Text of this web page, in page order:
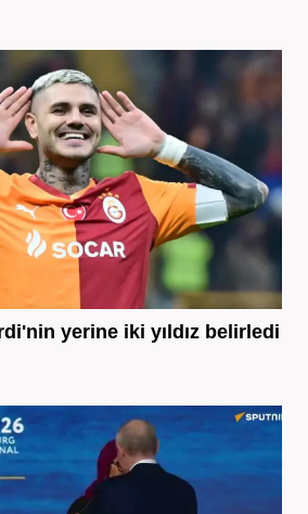
yerine iki yıldız belirledi